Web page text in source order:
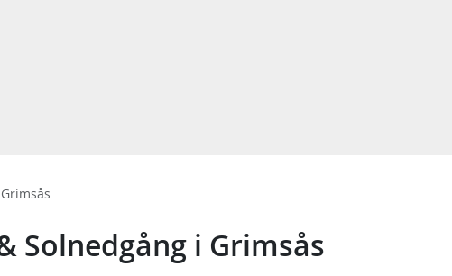
Grimsås
Solnedgång i Grimsås